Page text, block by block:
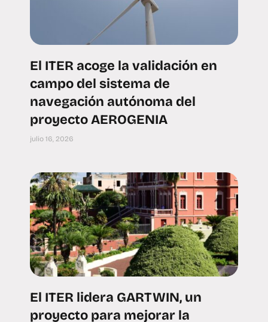
El ITER acoge la validación en
campo del sistema de
navegación autónoma del
proyecto AEROGENIA
julio 16, 2026
El ITER lidera GARTWIN, un
proyecto para mejorar la